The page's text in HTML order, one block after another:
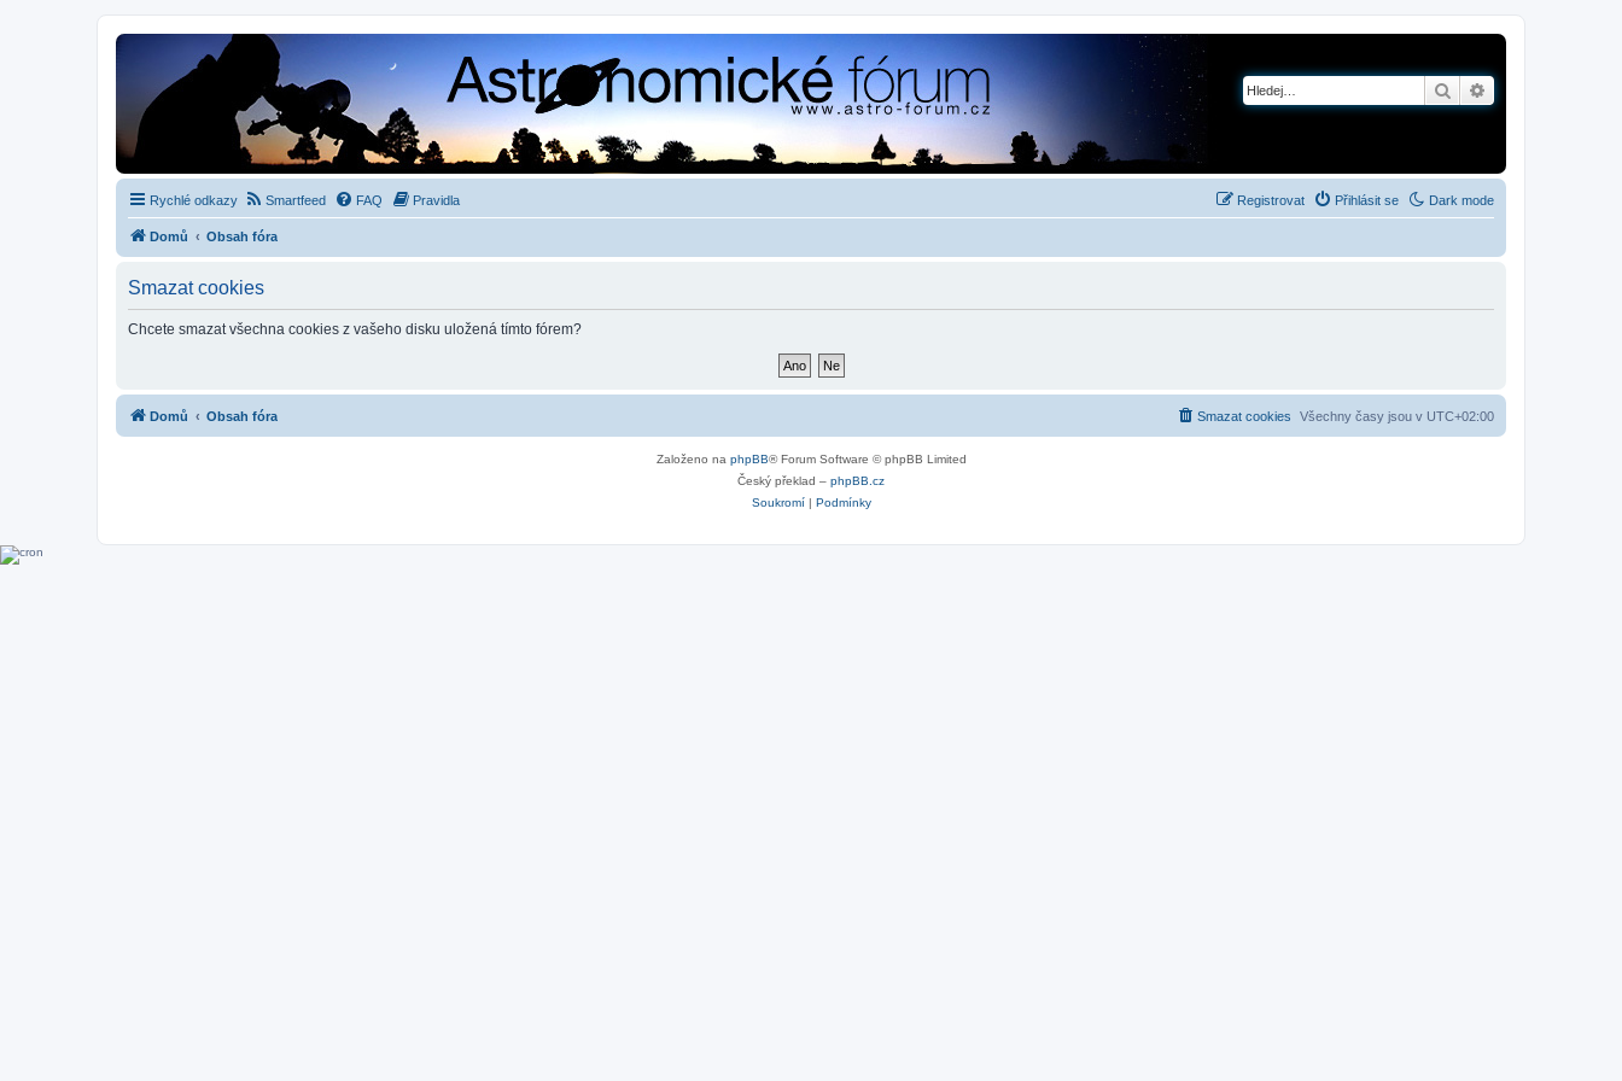
Hledat
Rychlé odkazy Dark mode
Smartfeed FAQ Pravidla Přihlásit se
Registrovat
Domů Obsah fóra
Smazat cookies
Chcete smazat všechna cookies z vašeho disku uložená tímto fórem?
Domů Obsah fóra Všechny časy jsou v UTC+02:00
Smazat cookies
Založeno na phpBB® Forum Software © phpBB Limited
Český překlad – phpBB.cz
Soukromí| Podmínky